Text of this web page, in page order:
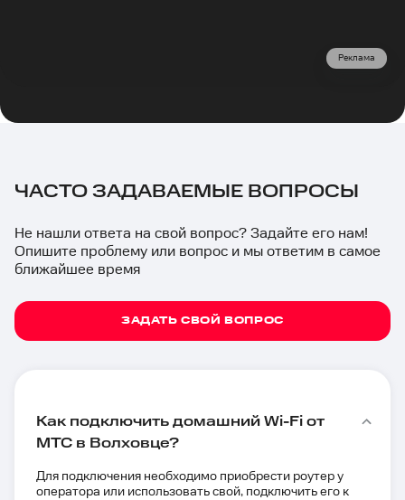
Реклама
ЧАСТО ЗАДАВАЕМЫЕ ВОПРОСЫ
Не нашли ответа на свой вопрос? Задайте его нам!
Опишите проблему или вопрос и мы ответим в самое
ближайшее время
ЗАДАТЬ СВОЙ ВОПРОС
Как подключить домашний Wi-Fi от
МТС в Волховце?
Для подключения необходимо приобрести роутер у
оператора или использовать свой, подключить его к